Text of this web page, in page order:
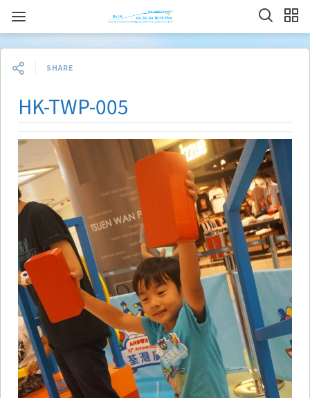
SHARE
HK-TWP-005